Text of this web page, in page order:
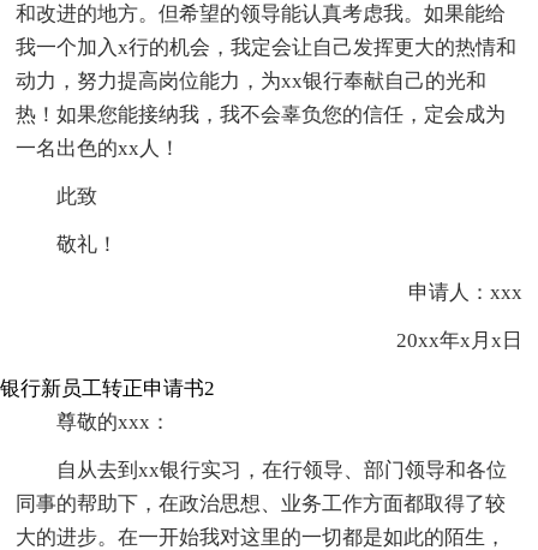
和改进的地方。但希望的领导能认真考虑我。如果能给
我一个加入x行的机会，我定会让自己发挥更大的热情和
动力，努力提高岗位能力，为xx银行奉献自己的光和
热！如果您能接纳我，我不会辜负您的信任，定会成为
一名出色的xx人！
此致
敬礼！
申请人：xxx
20xx年x月x日
银行新员工转正申请书2
尊敬的xxx：
自从去到xx银行实习，在行领导、部门领导和各位
同事的帮助下，在政治思想、业务工作方面都取得了较
大的进步。在一开始我对这里的一切都是如此的陌生，